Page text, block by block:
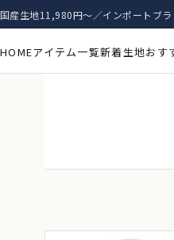
国産生地11,980円〜／インポートブ
HOMEアイテム一覧新着生地おす